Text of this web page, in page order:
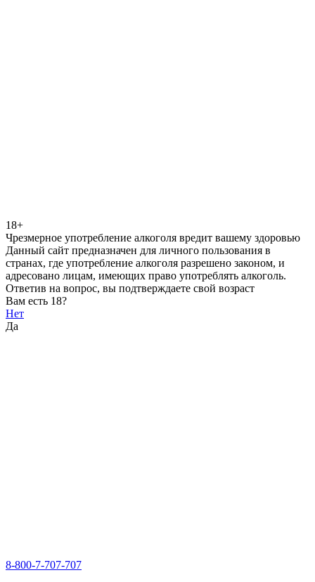
18+
Чрезмерное употребление алкоголя вредит вашему здоровью
Данный сайт предназначен для личного пользования в
странах, где употребление алкоголя разрешено законом, и
адресовано лицам, имеющих право употреблять алкоголь.
Ответив на вопрос, вы подтверждаете свой возраст
Вам есть 18?
Нет
Да
8-800-7-707-707